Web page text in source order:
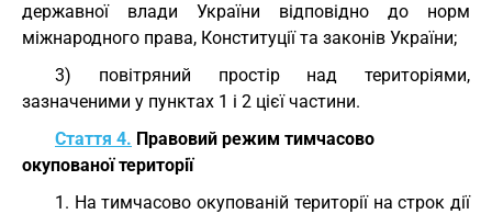
державної влади України відповідно до норм
міжнародного права, Конституції та законів України;
3) повітряний простір над територіями,
зазначеними у пунктах 1 і 2 цієї частини.
Стаття 4. Правовий режим тимчасово
окупованої території
1. На тимчасово окупованій території на строк дії